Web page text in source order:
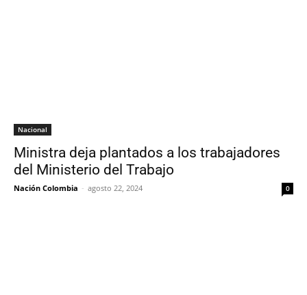
Nacional
Ministra deja plantados a los trabajadores
del Ministerio del Trabajo
Nación Colombia - agosto 22, 2024 0